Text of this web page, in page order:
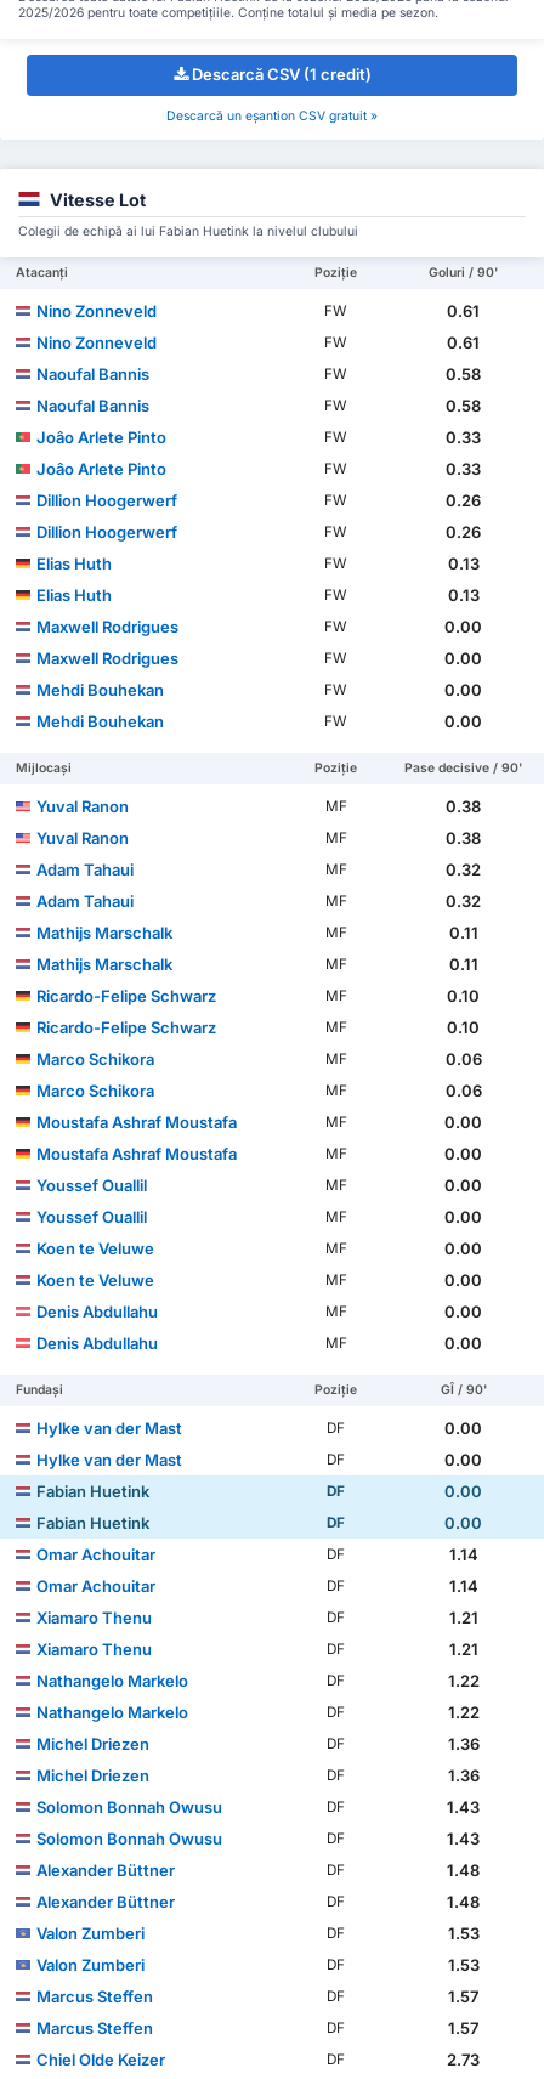
2025/2026 pentru toate competițiile. Conține totalul și media pe sezon.
Descarcă CSV (1 credit)
Descarcă un eșantion CSV gratuit »
Vitesse Lot
Colegii de echipă ai lui Fabian Huetink la nivelul clubului
Atacanți Poziție Goluri / 90'
Nino Zonneveld FW
0.61
Nino Zonneveld
FW
0.61
Naoufal Bannis
FW
0.58
Naoufal Bannis
FW
0.58
Joâo Arlete Pinto
FW
0.33
Joâo Arlete Pinto
FW
0.33
Dillion Hoogerwerf
FW
0.26
Dillion Hoogerwerf
FW
0.26
Elias Huth
FW
0.13
Elias Huth
FW
0.13
Maxwell Rodrigues
FW
0.00
Maxwell Rodrigues
FW
0.00
Mehdi Bouhekan
FW
0.00
Mehdi Bouhekan
FW 0.00
Mijlocași Poziție Pase decisive / 90'
Yuval Ranon MF
0.38
Yuval Ranon
MF
0.38
Adam Tahaui
MF
0.32
Adam Tahaui
MF
0.32
Mathijs Marschalk
MF
0.11
Mathijs Marschalk
MF
0.11
Ricardo-Felipe Schwarz
MF
0.10
Ricardo-Felipe Schwarz
MF
0.10
Marco Schikora
MF
0.06
Marco Schikora
MF
0.06
Moustafa Ashraf Moustafa
MF
0.00
Moustafa Ashraf Moustafa
MF
0.00
Youssef Ouallil
MF
0.00
Youssef Ouallil
MF
0.00
Koen te Veluwe
MF
0.00
Koen te Veluwe
MF
0.00
Denis Abdullahu
MF
0.00
Denis Abdullahu
MF 0.00
Fundași Poziție GÎ / 90'
Hylke van der Mast DF
0.00
Hylke van der Mast
DF
0.00
Fabian Huetink
DF
0.00
Fabian Huetink
DF
0.00
Omar Achouitar
DF
1.14
Omar Achouitar
DF
1.14
Xiamaro Thenu
DF
1.21
Xiamaro Thenu
DF
1.21
Nathangelo Markelo
DF
1.22
Nathangelo Markelo
DF
1.22
Michel Driezen
DF
1.36
Michel Driezen
DF
1.36
Solomon Bonnah Owusu
DF
1.43
Solomon Bonnah Owusu
DF
1.43
Alexander Büttner
DF
1.48
Alexander Büttner
DF
1.48
Valon Zumberi
DF
1.53
Valon Zumberi
DF
1.53
Marcus Steffen
DF
1.57
Marcus Steffen
DF
1.57
Chiel Olde Keizer
DF
2.73